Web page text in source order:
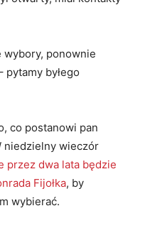
wybory, ponownie
pytamy byłego
co postanowi pan
niedzielny wieczór
przez dwa lata będzie
Fijołka, by
wybierać.